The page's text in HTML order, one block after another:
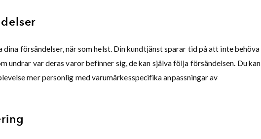
dina försändelser, när som helst. Din kundtjänst sparar tid på att inte behöva
undrar var deras varor befinner sig, de kan själva följa försändelsen. Du kan
mer personlig med varumärkesspecifika anpassningar av